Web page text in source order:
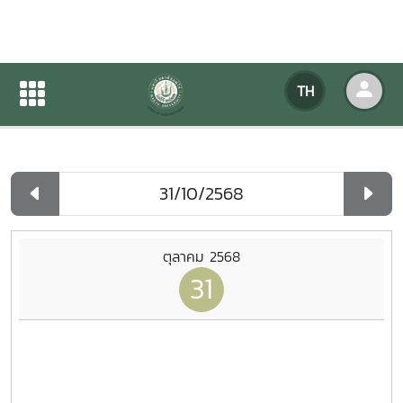
TH
ปฏิทินกิจกรรมของหน่วยงาน
ปฏิทินกิจกรรมของหน่วยงาน
ตุลาคม 2568
31